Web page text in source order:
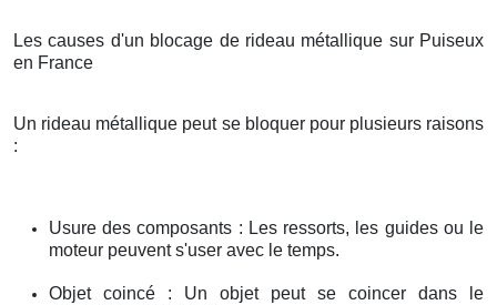
Les causes d'un blocage de rideau métallique sur Puiseux
en France
Un rideau métallique peut se bloquer pour plusieurs raisons
:
Usure des composants : Les ressorts, les guides ou le
moteur peuvent s'user avec le temps.
Objet coincé : Un objet peut se coincer dans le